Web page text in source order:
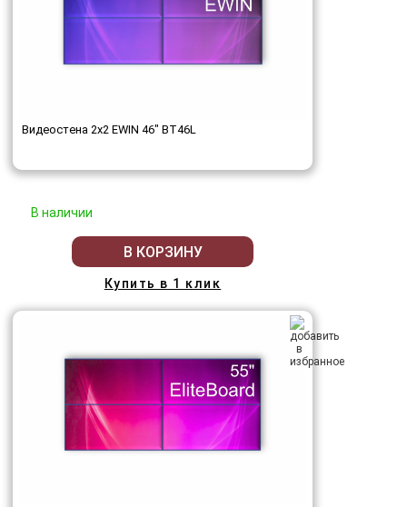
Видеостена 2x2 EWIN 46" BT46L
В наличии
В КОРЗИНУ
Купить в 1 клик